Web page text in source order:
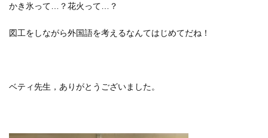
かき氷って…？花火って…？
図工をしながら外国語を考えるなんてはじめてだね！
ベティ先生，ありがとうございました。